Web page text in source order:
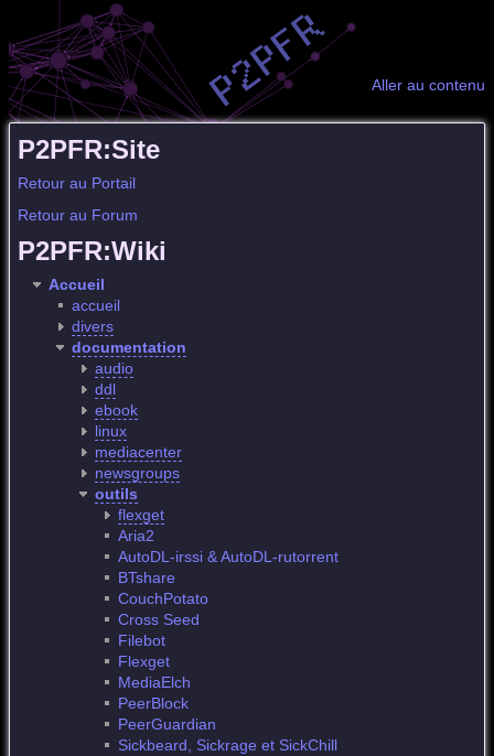
Aller au contenu
P2PFR:Site
Retour au Portail
Retour au Forum
P2PFR:Wiki
Accueil
accueil
divers
documentation
audio
ddl
ebook
linux
mediacenter
newsgroups
outils
flexget
Aria2
AutoDL-irssi & AutoDL-rutorrent
BTshare
CouchPotato
Cross Seed
Filebot
Flexget
MediaElch
PeerBlock
PeerGuardian
Sickbeard, Sickrage et SickChill